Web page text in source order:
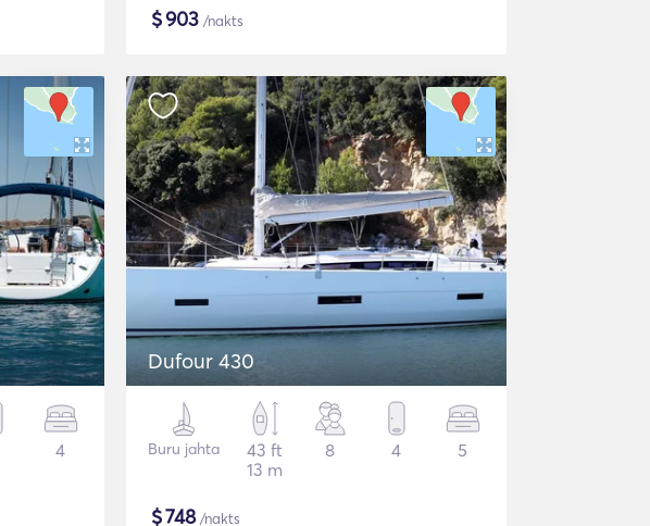
$903 /nakts
4
Dufour 430
Buru jahta
43 ft
13 m
8 4 5
$748/nakts